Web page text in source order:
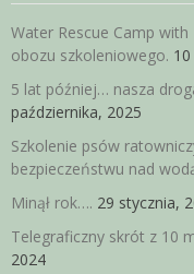
Water Rescue Camp
obozu szkoleniowego.
5 lat później… nasza
października, 2025
Szkolenie psów
bezpieczeństwu nad
Minął rok…. 29 stycznia,
Telegraficzny skrót z 10
2024